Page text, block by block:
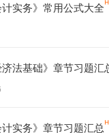
实务》常用公式大全
法基础》章节习题汇
实务》章节习题汇总